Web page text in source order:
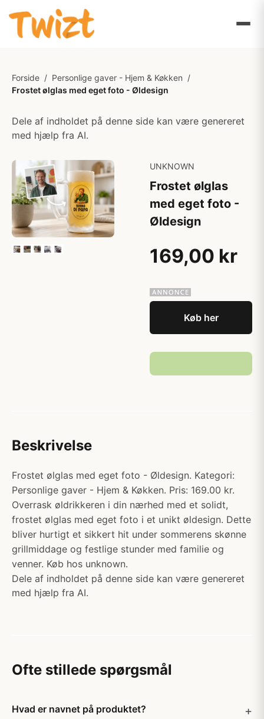
Forside / Personlige gaver - Hjem & Køkken /
Frostet ølglas med eget foto - Øldesign
Dele af indholdet på denne side kan være genereret
med hjælp fra AI.
UNKNOWN
Frostet ølglas
med eget foto -
Øldesign
169,00 kr
Køb her
Beskrivelse
Frostet ølglas med eget foto - Øldesign. Kategori:
Personlige gaver - Hjem & Køkken. Pris: 169.00 kr.
Overrask øldrikkeren i din nærhed med et solidt,
frostet ølglas med eget foto i et unikt øldesign. Dette
bliver hurtigt et sikkert hit under sommerens skønne
grillmiddage og festlige stunder med familie og
venner. Køb hos unknown.
Dele af indholdet på denne side kan være genereret
med hjælp fra AI.
Ofte stillede spørgsmål
Hvad er navnet på produktet?